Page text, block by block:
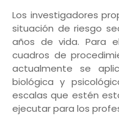
Los investigadores
situación de riesgo
años de vida. Para
cuadros de
actualmente se
biológica y
escalas que estén
ejecutar para los